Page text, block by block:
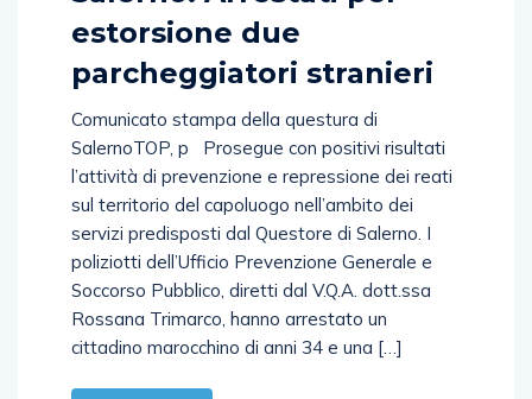
estorsione due
parcheggiatori stranieri
Comunicato stampa della questura di
SalernoTOP, p Prosegue con positivi risultati
l’attività di prevenzione e repressione dei reati
sul territorio del capoluogo nell’ambito dei
servizi predisposti dal Questore di Salerno. I
poliziotti dell’Ufficio Prevenzione Generale e
Soccorso Pubblico, diretti dal V.Q.A. dott.ssa
Rossana Trimarco, hanno arrestato un
cittadino marocchino di anni 34 e una […]